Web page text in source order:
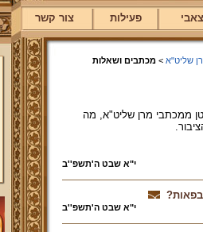
פעילות צור קשר
שליט"א >מכתבים ושאלות
ממכתבי מרן שליט"א, מה
י"א שבט ה'תשפ''ב
י"א שבט ה'תשפ''ב